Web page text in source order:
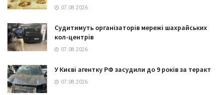
07.08.2026
Судитимуть організаторів мережі шахрайських
кол-центрів
07.08.2026
У Києві агентку РФ засудили до 9 років за теракт
07.08.2026